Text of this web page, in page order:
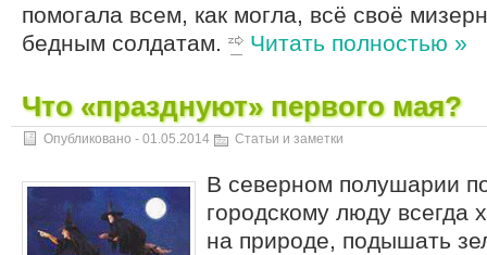
помогала всем, как могла, всё своё
бедным солдатам.
Читать полностью »
Что «празднуют» первого мая?
Опубликовано - 01.05.2014 Статьи и заметки
В северном полушарии
городскому люду всегда
на природе, подышать